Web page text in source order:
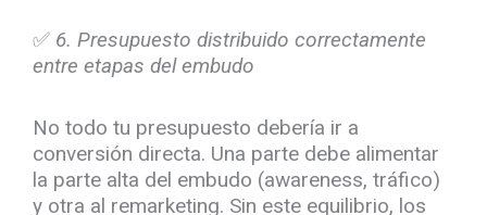
✅ 6. Presupuesto distribuido correctamente
entre etapas del embudo
No todo tu presupuesto debería ir a
conversión directa. Una parte debe alimentar
la parte alta del embudo (awareness, tráfico)
y otra al remarketing. Sin este equilibrio, los